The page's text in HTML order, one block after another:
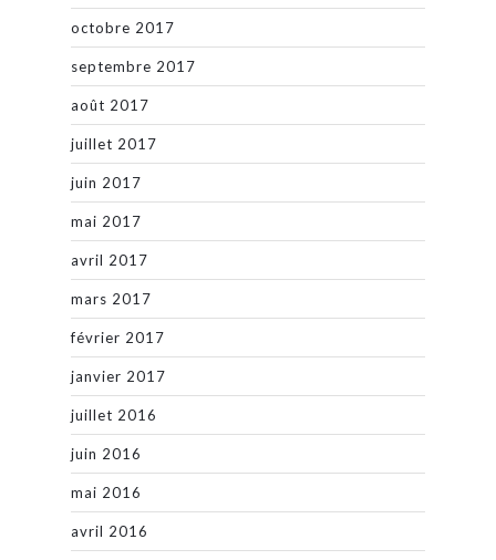
octobre 2017
septembre 2017
août 2017
juillet 2017
juin 2017
mai 2017
avril 2017
mars 2017
février 2017
janvier 2017
juillet 2016
juin 2016
mai 2016
avril 2016